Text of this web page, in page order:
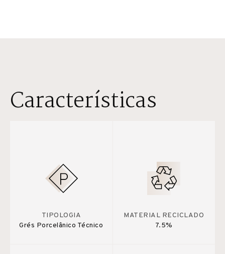
Características
TIPOLOGIA
Grés Porcelânico Técnico
MATERIAL RECICLADO
7.5%